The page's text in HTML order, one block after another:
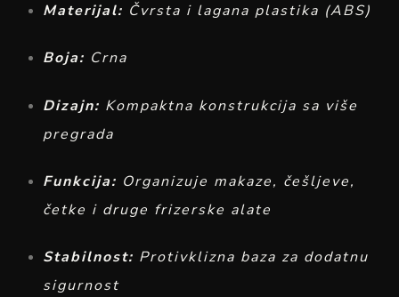
Materijal: Čvrsta i lagana plastika (ABS)
Boja: Crna
Dizajn: Kompaktna konstrukcija sa više
pregrada
Funkcija: Organizuje makaze, češljeve,
četke i druge frizerske alate
Stabilnost: Protivklizna baza za dodatnu
sigurnost